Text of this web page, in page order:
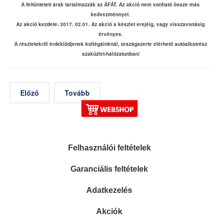
A feltüntetett árak tartalmazzák az ÁFÁT. Az akció nem vonható össze más
kedvezménnyel.
Az akció kezdete: 2017. 02.01. Az akció a készlet erejéig, vagy visszavonásig
érvényes.
A részletekről érdeklődjenek kollégáinknál, országszerte elérhető autóalkatrész
szaküzlet-hálózatunban!
Előző Tovább
Felhasználói feltételek
Garanciális feltételek
Adatkezelés
Akciók